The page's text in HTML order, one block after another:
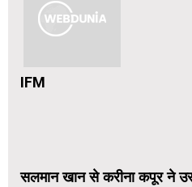
IFM
सलमान खान से करीना कपूर ने